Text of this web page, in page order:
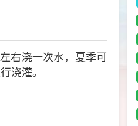
右浇一次水，夏季可
浇灌。